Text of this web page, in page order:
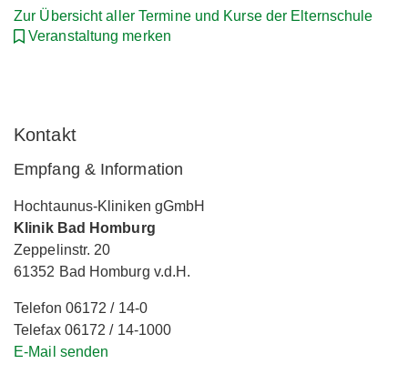
Zur Übersicht aller Termine und Kurse der Elternschule
Veranstaltung merken
Kontakt
Empfang & Information
Hochtaunus-Kliniken gGmbH
Klinik Bad Homburg
Zeppelinstr. 20
61352 Bad Homburg v.d.H.
Telefon 06172 / 14-0
Telefax 06172 / 14-1000
E-Mail senden